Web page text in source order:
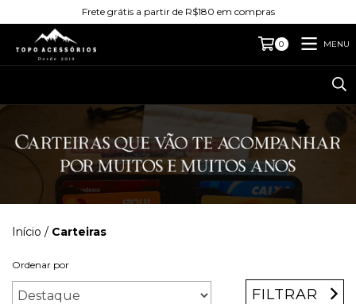
Frete grátis a partir de R$180 em compras
0 MENU
Início / Carteiras
Ordenar por
FILTRAR